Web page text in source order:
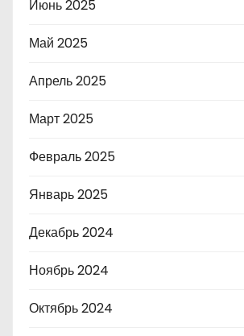
Июнь 2025
Май 2025
Апрель 2025
Март 2025
Февраль 2025
Январь 2025
Декабрь 2024
Ноябрь 2024
Октябрь 2024